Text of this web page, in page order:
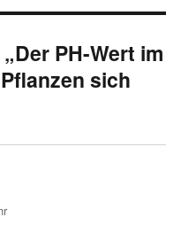
PH-Wert im
sich